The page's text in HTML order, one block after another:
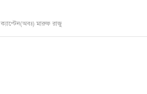
Author
ক্যাপ্টেন(অবঃ) মারুফ রাজু